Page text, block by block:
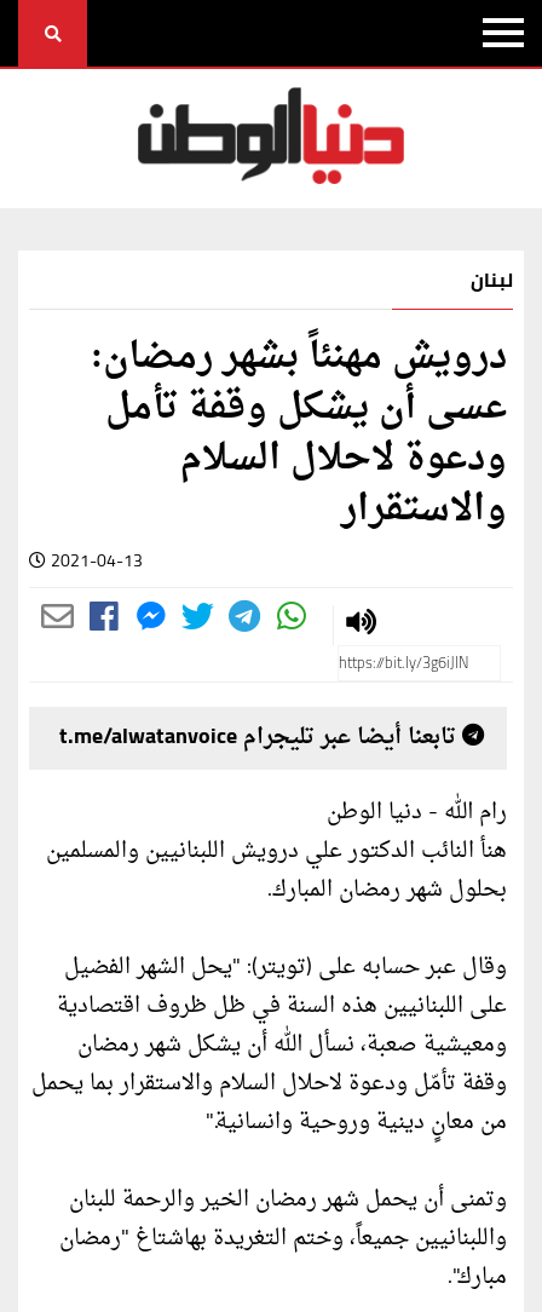
لبنان
درويش مهنئاً بشهر رمضان:
عسى أن يشكل وقفة تأمل
ودعوة لاحلال السلام
والاستقرار‎
2021-04-13
تابعنا أيضا عبر تليجرام t.me/alwatanvoice
رام الله - دنيا الوطن
هنأ النائب الدكتور علي درويش اللبنانيين والمسلمين
بحلول شهر رمضان المبارك.
وقال عبر حسابه على (تويتر): "يحل الشهر الفضيل
على اللبنانيين هذه السنة في ظل ظروف اقتصادية
ومعيشية صعبة، نسأل الله أن يشكل شهر رمضان
وقفة تأمّل ودعوة لاحلال السلام والاستقرار بما يحمل
من معانٍ دينية وروحية وانسانية."
وتمنى أن يحمل شهر رمضان الخير والرحمة للبنان
واللبنانيين جميعاً، وختم التغريدة بهاشتاغ "رمضان
مبارك".